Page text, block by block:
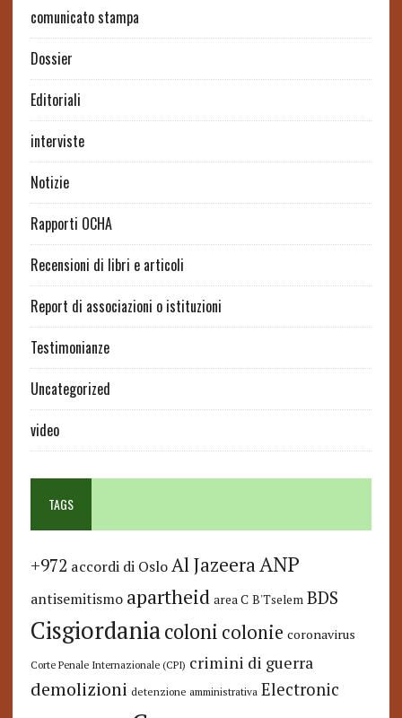
comunicato stampa
Dossier
Editoriali
interviste
Notizie
Rapporti OCHA
Recensioni di libri e articoli
Report di associazioni o istituzioni
Testimonianze
Uncategorized
video
TAGS
+972 accordi di Oslo Al JazeeraANP
antisemitismo apartheid area C B'Tselem BDS
Cisgiordaniacoloni colonie coronavirus
Corte Penale Internazionale (CPI) crimini di guerra
demolizioni detenzione amministrativa Electronic